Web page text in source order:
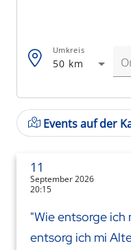
50 km
Umkreis
Events auf der
11
September 2026
20:15
"Wie entsorge ich
entsorg ich mi